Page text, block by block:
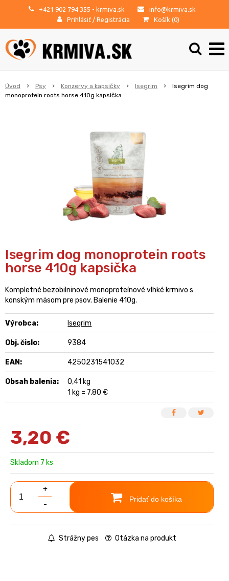
+421 902 794 355 - krmiva.sk
info@krmiva.sk
Prihlásiť / Registrácia Košík (0)
Úvod Psy Konzervy a kapsičky Isegrim
Isegrim dog
monoprotein roots horse 410g kapsička
Isegrim dog monoprotein roots
horse 410g kapsička
Kompletné bezobilninové monoproteínové vlhké krmivo s
konským mäsom pre psov. Balenie 410g.
Výrobca: Isegrim
Obj. čislo: 9384
EAN: 4250231541032
Obsah balenia:
0,41 kg
1 kg = 7,80 €
3,20 €
Skladom 7 ks
+
-
Pridať do košíka
Strážny pes Otázka na produkt